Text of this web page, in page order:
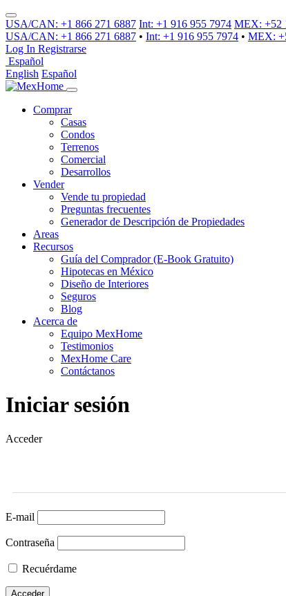
USA/CAN: +1 866 271 6887 Int: +1 916 955 7974 MEX: +52
USA/CAN: +1 866 271 6887 • Int: +1 916 955 7974 • MEX:
Log In Registrarse
Español
English Español
Comprar
Casas
Condos
Terrenos
Comercial
Desarrollos
Vender
Vende tu propiedad
Preguntas frecuentes
Generador de Descripción de Propiedades
Areas
Recursos
Guía del Comprador (E-Book Gratuito)
Hipotecas en México
Diseño de Interiores
Seguros
Blog
Acerca de
Equipo MexHome
Testimonios
MexHome Care
Contáctanos
Iniciar sesión
Acceder
E-mail
Contraseña
Recuérdame